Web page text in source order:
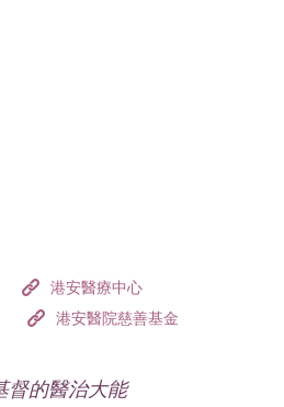
港安醫療中心
港安醫院慈善基金
督的醫治大能